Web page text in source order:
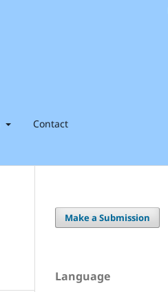
Contact
Make a Submission
Language